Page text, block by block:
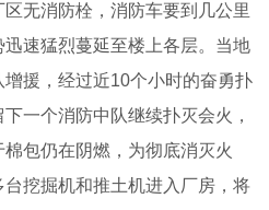
无消防栓，消防车要到几公里
速猛烈蔓延至楼上各层。当地
援，经过近10个小时的奋勇扑
一个消防中队继续扑灭会火，
包仍在阴燃，为彻底消灭火
挖掘机和推土机进入厂房，将